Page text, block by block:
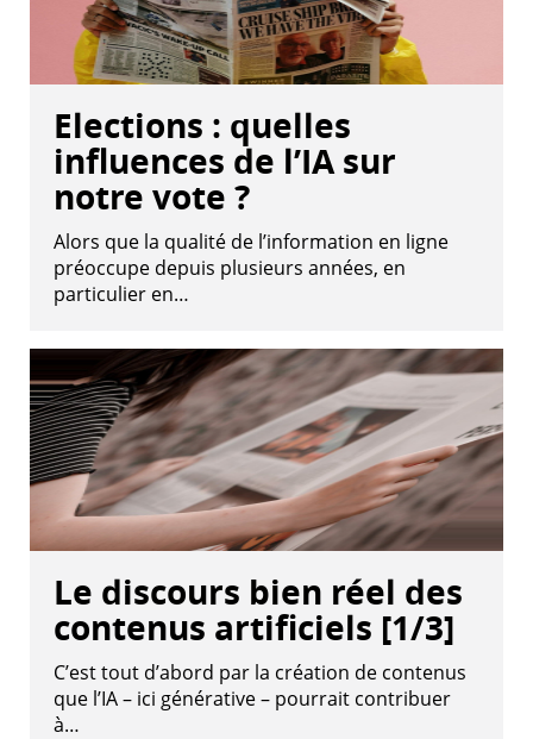
Elections : quelles
influences de l’IA sur
notre vote ?
Alors que la qualité de l’information en ligne
préoccupe depuis plusieurs années, en
particulier en…
Le discours bien réel des
contenus artificiels [1/3]
C’est tout d’abord par la création de contenus
que l’IA – ici générative – pourrait contribuer
à…